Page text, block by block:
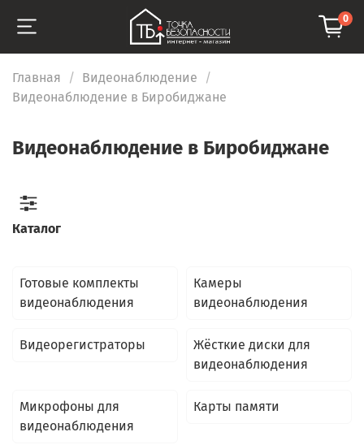
0
Главная
Видеонаблюдение
Видеонаблюдение в Биробиджане
Видеонаблюдение в Биробиджане
Готовые комплекты
видеонаблюдения
Камеры
видеонаблюдения
Видеорегистраторы
Жёсткие диски для
видеонаблюдения
Микрофоны для
видеонаблюдения
Карты памяти
Каталог